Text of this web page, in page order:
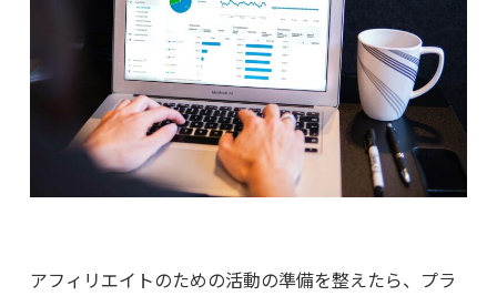
アフィリエイトのための活動の準備を整えたら、プラ